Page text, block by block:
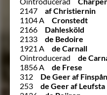
2147
af Christiernin
1104 A
Cronstedt
2166
Dahlesköld
2133
de Bedoire
1921 A
de Carnall
Ointroducerad
de
1856 A
de Frese
312
De Geer af
253
de Geer af Leufsta